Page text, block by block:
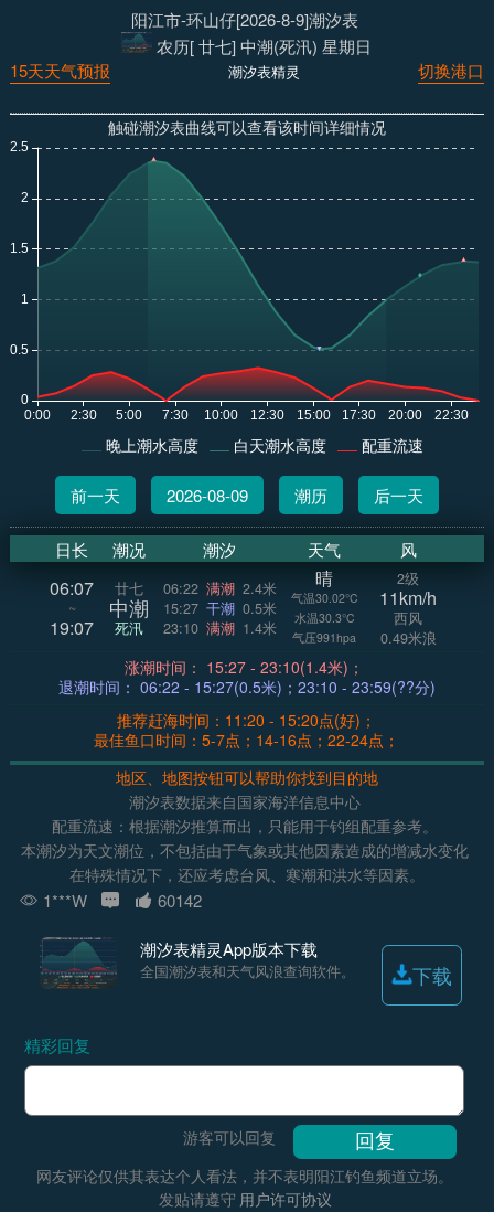
阳江市-环山仔[2026-8-9]潮汐表
农历[ 廿七] 中潮(死汛) 星期日
切换港口
潮汐表精灵
15天天气预报
触碰潮汐表曲线可以查看该时间详细情况
晚上潮水高度 白天潮水高度 配重流速
前一天 2026-08-09 潮历 后一天
日长 潮况 潮汐 天气 风
06:07
~
19:07
廿七
中潮
死汛
06:22 满潮 2.4米
15:27 干潮 0.5米
23:10 满潮 1.4米
晴
气温30.02°C
水温30.3°C
气压991hpa
2级
11km/h
西风
0.49米浪
涨潮时间： 15:27 - 23:10(1.4米)；
退潮时间： 06:22 - 15:27(0.5米)；23:10 - 23:59(??分)
推荐赶海时间：11:20 - 15:20点(好)；
最佳鱼口时间：5-7点；14-16点；22-24点；
地区、地图按钮可以帮助你找到目的地
潮汐表数据来自国家海洋信息中心
配重流速：根据潮汐推算而出，只能用于钓组配重参考。
本潮汐为天文潮位，不包括由于气象或其他因素造成的增减水变化
在特殊情况下，还应考虑台风、寒潮和洪水等因素。
1***W 60142
潮汐表精灵App版本下载
全国潮汐表和天气风浪查询软件。 下载
精彩回复
游客可以回复
网友评论仅供其表达个人看法，并不表明阳江钓鱼频道立场。
发贴请遵守 用户许可协议